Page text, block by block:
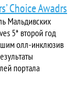
Choice Awadrs
Мальдивских
5* второй год
олл-инклюзив
портала